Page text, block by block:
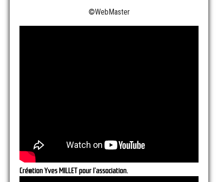
©WebMaster
Cré@tion Yves MILLET pour l’association.